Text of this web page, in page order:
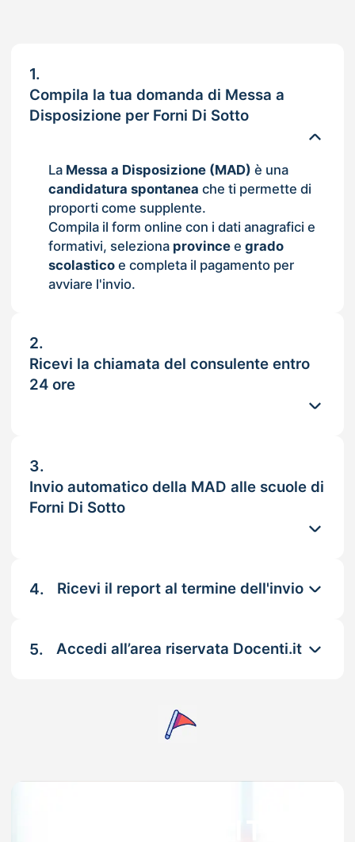
1.
Compila la tua domanda di Messa a
Disposizione per Forni Di Sotto
La Messa a Disposizione (MAD) è una
candidatura spontanea che ti permette di
proporti come supplente.
Compila il form online con i dati anagrafici e
formativi, seleziona provincee grado
scolasticoe completa il pagamento per
avviare l'invio.
2.
Ricevi la chiamata del consulente entro
24 ore
3.
Invio automatico della MAD alle scuole di
Forni Di Sotto
4. Ricevi il report al termine dell'invio
5. Accedi all’area riservata Docenti.it